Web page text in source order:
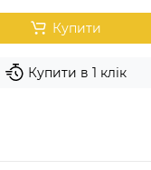
Купити
Купити в 1 клік